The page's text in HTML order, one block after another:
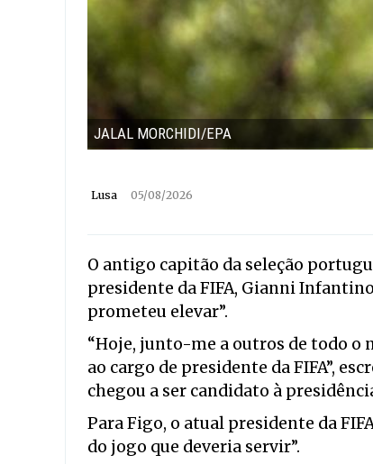
JALAL MORCHIDI/EPA
Lusa 05/08/2026
O antigo capitão da seleção
presidente da FIFA, Gianni
prometeu elevar”.
“Hoje, junto-me a outros de todo o
ao cargo de presidente da FIFA”,
chegou a ser candidato à
Para Figo, o atual presidente da
do jogo que deveria servir”.